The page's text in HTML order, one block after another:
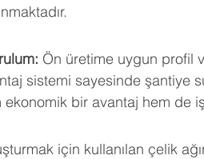
Ön üretime uygun profil
sistemi sayesinde şantiye
bir avantaj hem de
için kullanılan çelik